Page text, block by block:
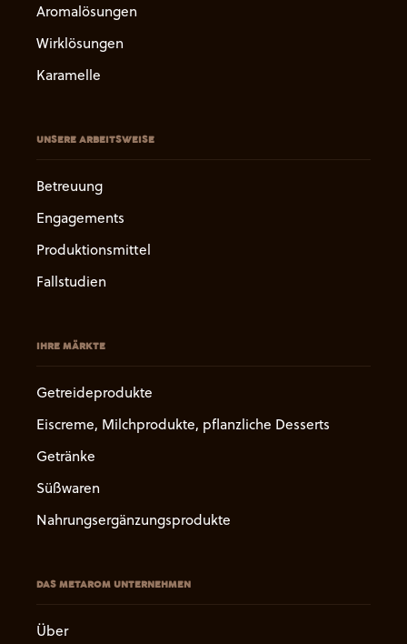
Aromalösungen
Wirklösungen
Karamelle
UNSERE ARBEITSWEISE
Betreuung
Engagements
Produktionsmittel
Fallstudien
IHRE MÄRKTE
Getreideprodukte
Eiscreme, Milchprodukte, pflanzliche Desserts
Getränke
Süßwaren
Nahrungsergänzungsprodukte
DAS METAROM UNTERNEHMEN
Über